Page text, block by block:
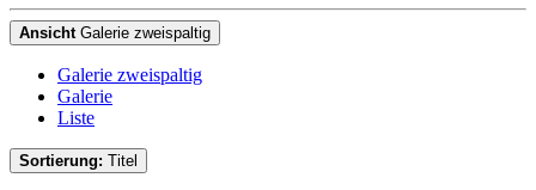
Ansicht Galerie zweispaltig
Galerie zweispaltig
Galerie
Liste
Sortierung: Titel